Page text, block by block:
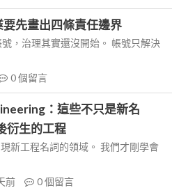
先畫出四條責任邊界
，治理其實還沒開始。 帳號只解決
0個留言
：這些不只是新名
衍生的工程
新工程名詞的領域。 我們才剛學會
前 0個留言